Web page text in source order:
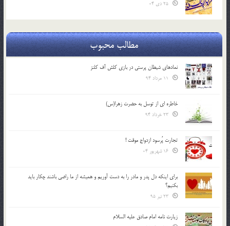
مطالب محبوب
نمادهای شیطان پرستی در بازی کلش آف کلنز
خاطره ای از توسل به حضرت زهرا(س)
تجارت پُرسود ازدواج موقت !
براي اينكه دل پدر و مادر را به دست آوريم و هميشه از ما راضي باشند چكار بايد
بكنيم؟
زیارت نامه امام صادق علیه السلام